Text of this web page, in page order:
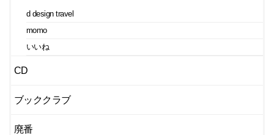
d design travel
momo
いいね
CD
ブッククラブ
廃番